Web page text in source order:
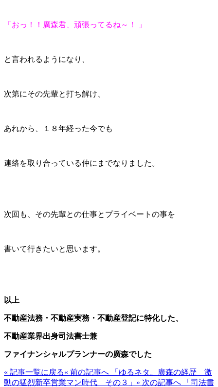
「おっ！！廣森君、頑張ってるね～！ 」
と言われるようになり、
次第にその先輩と打ち解け、
あれから、１８年経った今でも
連絡を取り合っている仲にまでなりました。
次回も、その先輩との仕事とプライベートの事を
書いて行きたいと思います。
以上
不動産法務・不動産実務・不動産登記に特化した、
不動産業界出身司法書士兼
ファイナンシャルプランナーの廣森でした
« 記事一覧に戻る« 前の記事へ 「ゆるネタ。廣森の経歴 激
動の猛烈新卒営業マン時代 その３」 » 次の記事へ 「司法書